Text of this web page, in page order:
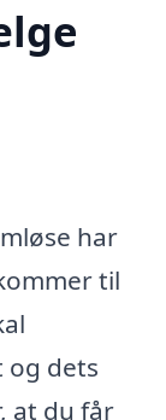
har
til
og dets
at du får